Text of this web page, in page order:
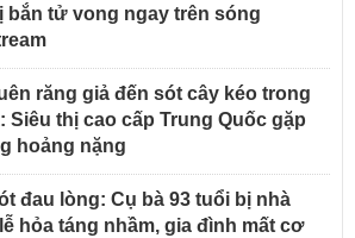
bắn tử vong ngay trên sóng
răng giả đến sót cây kéo trong
Siêu thị cao cấp Trung Quốc gặp
hoảng nặng
đau lòng: Cụ bà 93 tuổi bị nhà
hỏa táng nhầm, gia đình mất cơ